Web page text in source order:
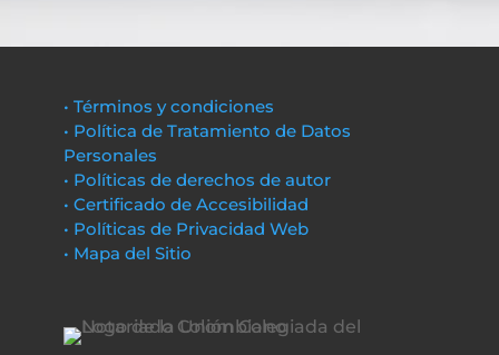
• Términos y condiciones
• Política de Tratamiento de Datos
Personales
• Políticas de derechos de autor
• Certificado de Accesibilidad
• Políticas de Privacidad Web
• Mapa del Sitio